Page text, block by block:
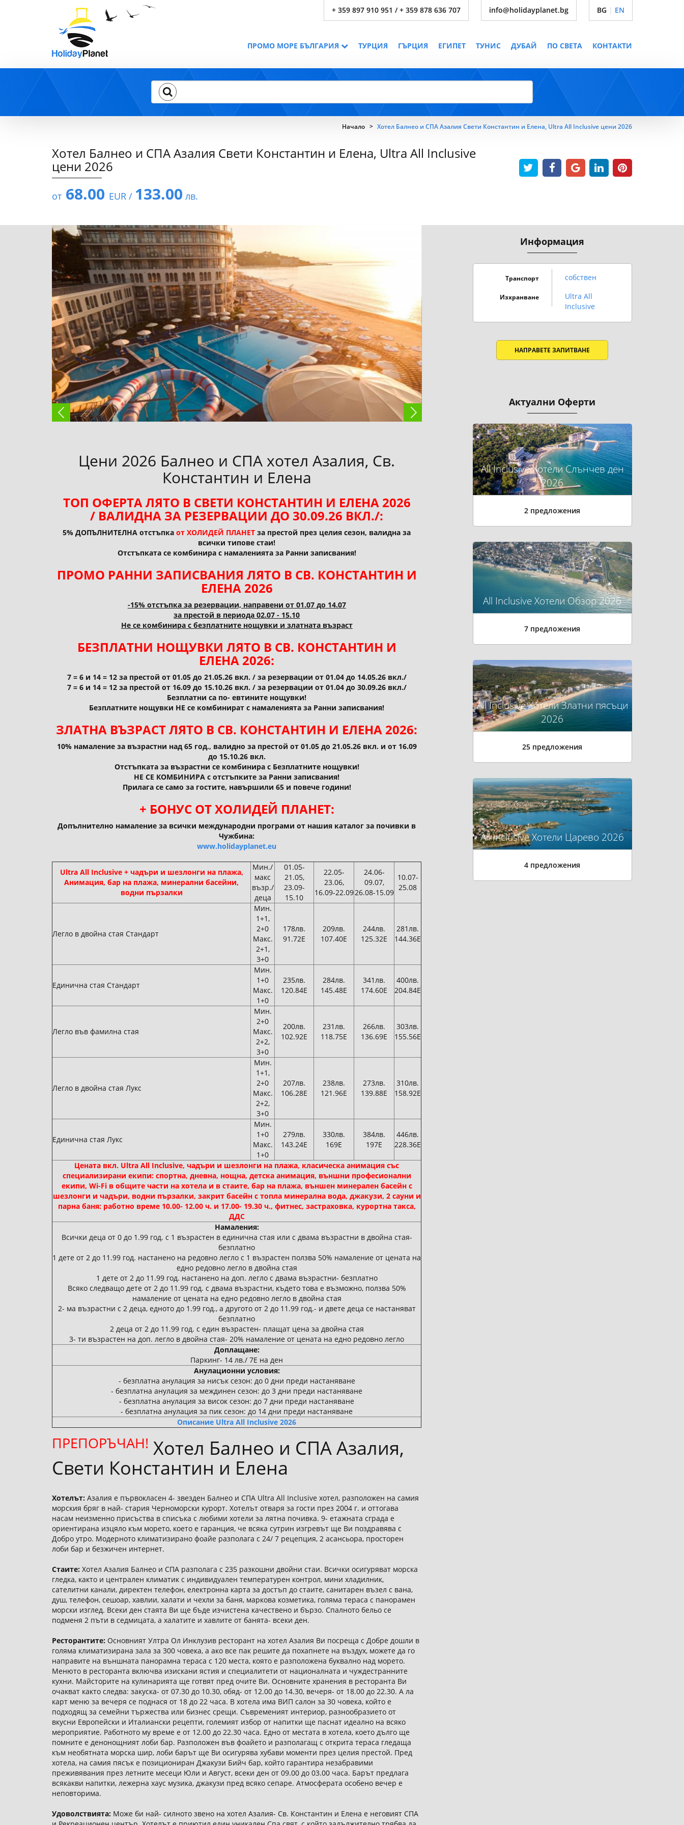
ПРОМО МОРЕ БЪЛГАРИЯ ТУРЦИЯ ГЪРЦИЯ ЕГИПЕТ ТУНИС ДУБАЙ ПО СВЕТА КОНТАКТИ
+ 359 897 910 951 / + 359 878 636 707 info@holidayplanet.bg BG | EN
Начало Хотел Балнео и СПА Азалия Свети Константин и Елена, Ultra All Inclusive цени 2026
Хотел Балнео и СПА Азалия Свети Константин и Елена, Ultra All Inclusive
цени 2026
от 68.00 EUR / 133.00 лв.
Цени 2026 Балнео и СПА хотел Азалия, Св.
Константин и Елена
ТОП ОФЕРТА ЛЯТО В СВЕТИ КОНСТАНТИН И ЕЛЕНА 2026
/ ВАЛИДНА ЗА РЕЗЕРВАЦИИ ДО 30.09.26 ВКЛ./:
5% ДОПЪЛНИТЕЛНА отстъпка от ХОЛИДЕЙ ПЛАНЕТ за престой през целия сезон, валидна за
всички типове стаи!
Отстъпката се комбинира с намаленията за Ранни записвания!
ПРОМО РАННИ ЗАПИСВАНИЯ ЛЯТО В СВ. КОНСТАНТИН И
ЕЛЕНА 2026
-15% отстъпка за резервации, направени от 01.07 до 14.07
за престой в периода 02.07 - 15.10
Не се комбинира с безплатните нощувки и златната възраст
БЕЗПЛАТНИ НОЩУВКИ ЛЯТО В СВ. КОНСТАНТИН И
ЕЛЕНА 2026:
7 = 6 и 14 = 12 за престой от 01.05 до 21.05.26 вкл. / за резервации от 01.04 до 14.05.26 вкл./
7 = 6 и 14 = 12 за престой от 16.09 до 15.10.26 вкл. / за резервации от 01.04 до 30.09.26 вкл./
Безплатни са по- евтините нощувки!
Безплатните нощувки НЕ се комбинират с намаленията за Ранни записвания!
ЗЛАТНА ВЪЗРАСТ ЛЯТО В СВ. КОНСТАНТИН И ЕЛЕНА 2026:
10% намаление за възрастни над 65 год., валидно за престой от 01.05 до 21.05.26 вкл. и от 16.09
до 15.10.26 вкл.
Отстъпката за възрастни се комбинира с Безплатните нощувки!
НЕ СЕ КОМБИНИРА с отстъпките за Ранни записвания!
Прилага се само за гостите, навършили 65 и повече години!
+ БОНУС ОТ ХОЛИДЕЙ ПЛАНЕТ:
Допълнително намаление за всички международни програми от нашия каталог за почивки в
Чужбина:
www.holidayplanet.eu
Ultra All Inclusive + чадъри и шезлонги на плажа,
Анимация, бар на плажа, минерални басейни,
водни пързалки
Мин./
макс
възр./
деца
01.05-
21.05,
23.09-
15.10
22.05-
23.06,
16.09-22.09
24.06-
09.07,
26.08-15.09
10.07-
25.08
Легло в двойна стая Стандарт
Мин.
1+1,
2+0
Макс.
2+1,
3+0
178лв.
91.72Е
209лв.
107.40Е
244лв.
125.32Е
281лв.
144.36Е
Единична стая Стандарт
Мин.
1+0
Макс.
1+0
235лв.
120.84Е
284лв.
145.48Е
341лв.
174.60Е
400лв.
204.84Е
Легло във фамилна стая
Мин.
2+0
Макс.
2+2,
3+0
200лв.
102.92Е
231лв.
118.75Е
266лв.
136.69Е
303лв.
155.56Е
Легло в двойна стая Лукс
Мин.
1+1,
2+0
Макс.
2+2,
3+0
207лв.
106.28Е
238лв.
121.96Е
273лв.
139.88Е
310лв.
158.92Е
Единична стая Лукс
Мин.
1+0
Макс.
1+0
279лв.
143.24Е
330лв.
169Е
384лв.
197Е
446лв.
228.36Е
Цената вкл. Ultra All Inclusive, чадъри и шезлонги на плажа, класическа анимация със
специализирани екипи: спортна, дневна, нощна, детска анимация, външни професионални
екипи, Wi-Fi в общите части на хотела и в стаите, бар на плажа, външен минерален басейн с
шезлонги и чадъри, водни пързалки, закрит басейн с топла минерална вода, джакузи, 2 сауни и
парна баня: работно време 10.00- 12.00 ч. и 17.00- 19.30 ч., фитнес, застраховка, курортна такса,
ДДС
Намаления:
Всички деца от 0 до 1.99 год. с 1 възрастен в единична стая или с двама възрастни в двойна стая-
безплатно
1 дете от 2 до 11.99 год. настанено на редовно легло с 1 възрастен ползва 50% намаление от цената на
едно редовно легло в двойна стая
1 дете от 2 до 11.99 год. настанено на доп. легло с двама възрастни- безплатно
Всяко следващо дете от 2 до 11.99 год. с двама възрастни, където това е възможно, ползва 50%
намаление от цената на едно редовно легло в двойна стая
2- ма възрастни с 2 деца, едното до 1.99 год., а другото от 2 до 11.99 год.- и двете деца се настаняват
безплатно
2 деца от 2 до 11.99 год. с един възрастен- плащат цена за двойна стая
3- ти възрастен на доп. легло в двойна стая- 20% намаление от цената на едно редовно легло
Доплащане:
Паркинг- 14 лв./ 7Е на ден
Анулационни условия:
- безплатна анулация за нисък сезон: до 0 дни преди настаняване
- безплатна анулация за междинен сезон: до 3 дни преди настаняване
- безплатна анулация за висок сезон: до 7 дни преди настаняване
- безплатна анулация за пик сезон: до 14 дни преди настаняване
Описание Ultra All Inclusive 2026
ПРЕПОРЪЧАН! Хотел Балнео и СПА Азалия,
Свети Константин и Елена
Хотелът: Азалия е първокласен 4- звезден Балнео и СПА Ultra All Inclusive хотел, разположен на самия
морския бряг в най- стария Черноморски курорт. Хотелът отваря за гости през 2004 г. и оттогава
насам неизменно присъства в списъка с любими хотели за лятна почивка. 9- етажната сграда е
ориентирана изцяло към морето, което е гаранция, че всяка сутрин изгревът ще Ви поздравява с
Добро утро. Модерното климатизирано фоайе разполага с 24/ 7 рецепция, 2 асансьора, просторен
лоби бар и безжичен интернет.
Стаите: Хотел Азалия Балнео и СПА разполага с 235 разкошни двойни стаи. Всички осигуряват морска
гледка, както и централен климатик с индивидуален температурен контрол, мини хладилник,
сателитни канали, директен телефон, електронна карта за достъп до стаите, санитарен възел с вана,
душ, телефон, сешоар, хавлии, халати и чехли за баня, маркова козметика, голяма тераса с панорамен
морски изглед. Всеки ден стаята Ви ще бъде изчистена качествено и бързо. Спалното бельо се
подменя 2 пъти в седмицата, а халатите и хавлите от банята- всеки ден.
Ресторантите: Основният Ултра Ол Инклузив ресторант на хотел Азалия Ви посреща с Добре дошли в
голяма климатизирана зала за 300 човека, а ако все пак решите да похапнете на въздух, можете да го
направите на външната панорамна тераса с 120 места, която е разположена буквално над морето.
Менюто в ресторанта включва изискани ястия и специалитети от националната и чуждестранните
кухни. Майсторите на кулинарията ще готвят пред очите Ви. Основните хранения в ресторанта Ви
очакват както следва: закуска- от 07.30 до 10.30, обяд- от 12.00 до 14.30, вечеря- от 18.00 до 22.30. А ла
карт меню за вечеря се поднася от 18 до 22 часа. В хотела има ВИП салон за 30 човека, който е
подходящ за семейни тържества или бизнес срещи. Съвременият интериор, разнообразието от
вкусни Европейски и Италиански рецепти, големият избор от напитки ще паснат идеално на всяко
мероприятие. Работното му време е от 12.00 до 22.30 часа. Едно от местата в хотела, което дълго ще
помните е денонощният лоби бар. Разположен във фоайето и разполагащ с открита тераса гледаща
към необятната морска шир, лоби барът ще Ви осигурява хубави моменти през целия престой. Пред
хотела, на самия пясък е позициониран Джакузи Бийч бар, който гарантира незабравими
преживявания през летните месеци Юли и Август, всеки ден от 09.00 до 03.00 часа. Барът предлага
всякакви напитки, лежерна хаус музика, джакузи пред всяко сепаре. Атмосферата особено вечер е
неповторима.
Удоволствията: Може би най- силното звено на хотел Азалия- Св. Константин и Елена е неговият СПА
Информация
Транспорт собствен
Изхранване
Ultra All
Inclusive
НАПРАВЕТЕ ЗАПИТВАНЕ
Актуални Оферти
All Inclusive Хотели Слънчев ден
2026
2 предложения
All Inclusive Хотели Обзор 2026
7 предложения
All Inclusive Хотели Златни пясъци
2026
25 предложения
All Inclusive Хотели Царево 2026
4 предложения